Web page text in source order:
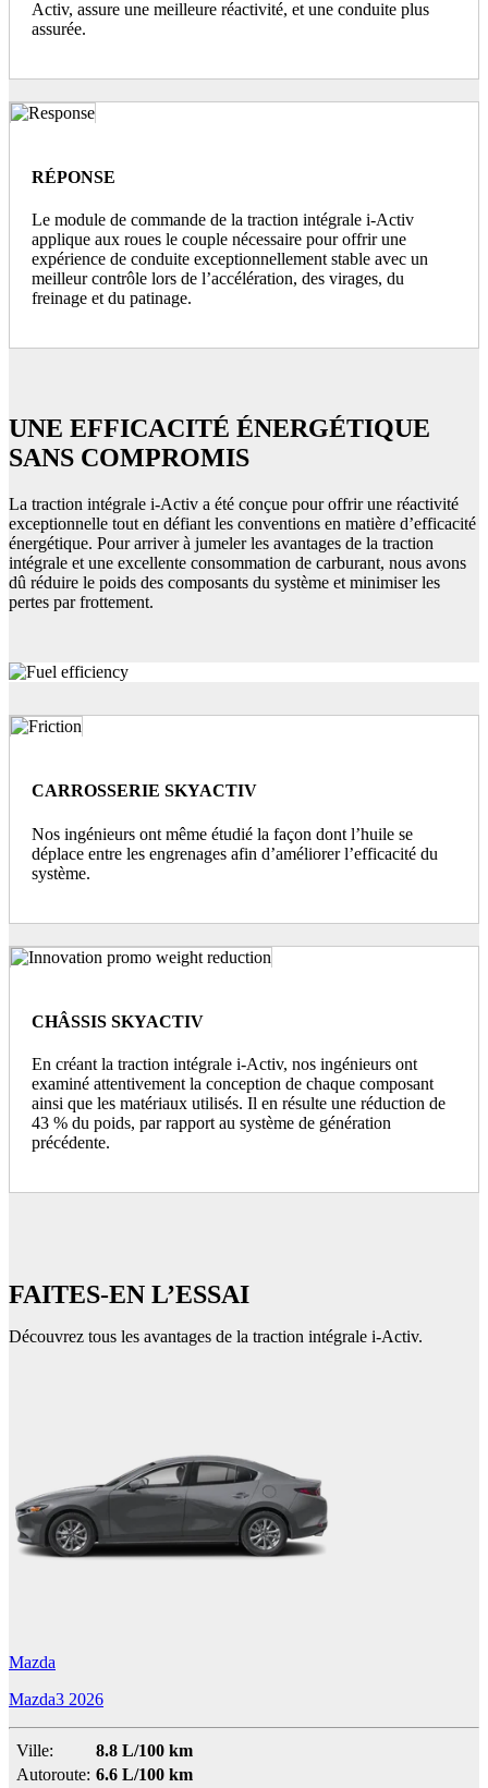
Activ, assure une meilleure réactivité, et une conduite plus
assurée.
RÉPONSE
Le module de commande de la traction intégrale i-Activ
applique aux roues le couple nécessaire pour offrir une
expérience de conduite exceptionnellement stable avec un
meilleur contrôle lors de l’accélération, des virages, du
freinage et du patinage.
UNE EFFICACITÉ ÉNERGÉTIQUE
SANS COMPROMIS
La traction intégrale i-Activ a été conçue pour offrir une réactivité
exceptionnelle tout en défiant les conventions en matière d’efficacité
énergétique. Pour arriver à jumeler les avantages de la traction
intégrale et une excellente consommation de carburant, nous avons
dû réduire le poids des composants du système et minimiser les
pertes par frottement.
CARROSSERIE SKYACTIV
Nos ingénieurs ont même étudié la façon dont l’huile se
déplace entre les engrenages afin d’améliorer l’efficacité du
système.
CHÂSSIS SKYACTIV
En créant la traction intégrale i-Activ, nos ingénieurs ont
examiné attentivement la conception de chaque composant
ainsi que les matériaux utilisés. Il en résulte une réduction de
43 % du poids, par rapport au système de génération
précédente.
FAITES-EN L’ESSAI
Découvrez tous les avantages de la traction intégrale i-Activ.
Mazda
Mazda3 2026
Ville:
8.8 L/100 km
Autoroute: 6.6 L/100 km